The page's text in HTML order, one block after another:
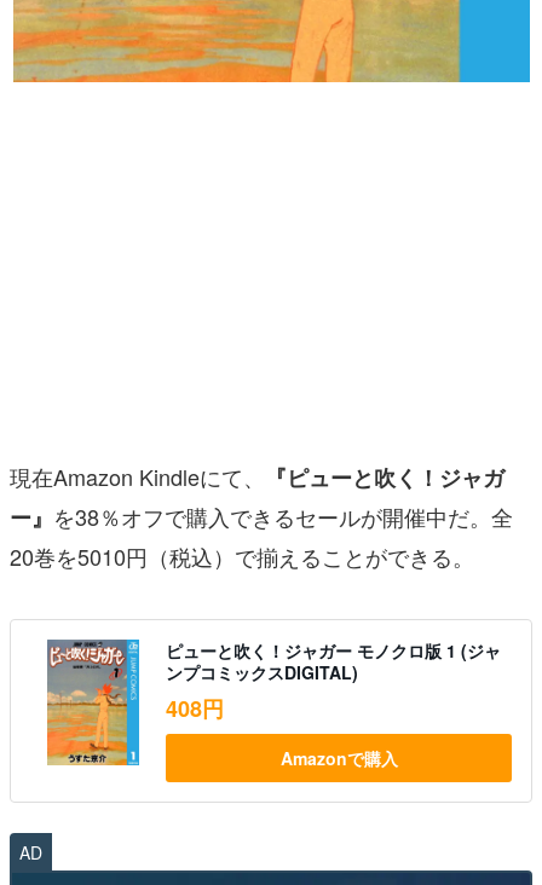
なんでゲームは面白い？
ゲーム開発者・hamatsu氏がゲームの魅力を画面や操作の
具体的な形から解き明かしていく、硬派で骨太な評論連載
その他
電ファミニコゲーマーとは？
現在Amazon Kindleにて、
『ピューと吹く！ジャガ
ー』 を38％オフで購入できるセールが開催中だ。全
20巻を5010円（税込）で揃えることができる。
ピューと吹く！ジャガー モノクロ版 1 (ジャ
ンプコミックスDIGITAL)
408円
Amazonで購入
AD